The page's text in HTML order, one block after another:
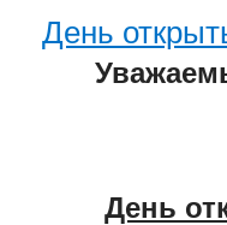
День
День